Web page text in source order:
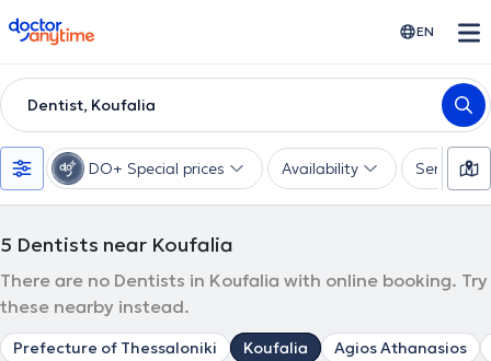
doctoranytime EN
Dentist, Koufalia
DO+ Special prices Availability Services
5 Dentists near Koufalia
There are no Dentists in Koufalia with online booking. Try
these nearby instead.
Prefecture of Thessaloniki Koufalia Agios Athanasios